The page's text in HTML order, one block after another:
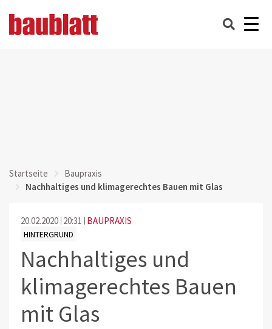
Startseite
Baupraxis
Nachhaltiges und klimagerechtes Bauen mit Glas
20.02.2020 20:31 BAUPRAXIS
HINTERGRUND
Nachhaltiges und
klimagerechtes Bauen
mit Glas